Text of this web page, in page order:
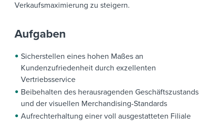
Verkaufsmaximierung zu steigern.
Aufgaben
Sicherstellen eines hohen Maßes an
Kundenzufriedenheit durch exzellenten
Vertriebsservice
Beibehalten des herausragenden Geschäftszustands
und der visuellen Merchandising-Standards
Aufrechterhaltung einer voll ausgestatteten Filiale